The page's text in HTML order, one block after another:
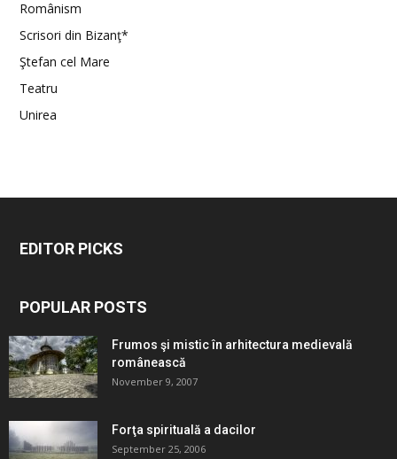
Românism
Scrisori din Bizanţ*
Ştefan cel Mare
Teatru
Unirea
EDITOR PICKS
POPULAR POSTS
Frumos şi mistic în arhitectura medievală
românească
November 9, 2007
Forţa spirituală a dacilor
September 25, 2006